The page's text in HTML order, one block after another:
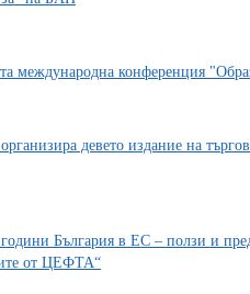
международна конференция
девето издание на
България в ЕС – ползи и
от ЦЕФТА“